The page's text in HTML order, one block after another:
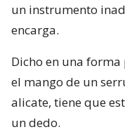
un instrumento
encarga.
Dicho en una
el mango de un
alicate, tiene que
un dedo.